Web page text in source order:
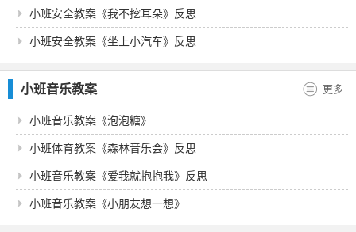
小班安全教案《我不挖耳朵》反思
小班安全教案《坐上小汽车》反思
小班音乐教案 更多
小班音乐教案《泡泡糖》
小班体育教案《森林音乐会》反思
小班音乐教案《爱我就抱抱我》反思
小班音乐教案《小朋友想一想》